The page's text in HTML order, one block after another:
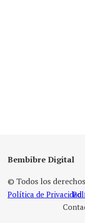
Bembibre Digital
© Todos los
Política de Privacidad